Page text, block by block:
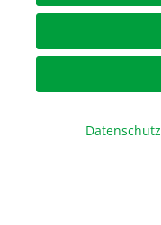
Datenschutz